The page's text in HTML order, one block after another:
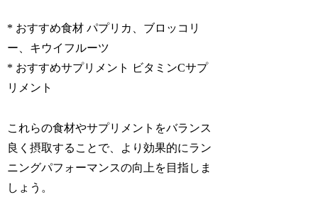
* おすすめ食材 パプリカ、ブロッコリ
ー、キウイフルーツ
* おすすめサプリメント ビタミンCサプ
リメント
これらの食材やサプリメントをバランス
良く摂取することで、より効果的にラン
ニングパフォーマンスの向上を目指しま
しょう。